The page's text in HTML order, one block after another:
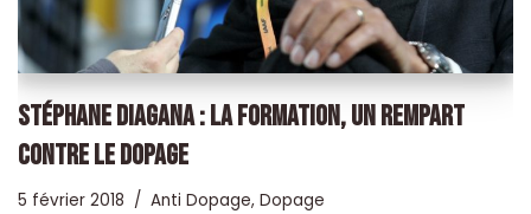
STÉPHANE DIAGANA : LA FORMATION, UN REMPART
CONTRE LE DOPAGE
5 février 2018 Anti Dopage, Dopage